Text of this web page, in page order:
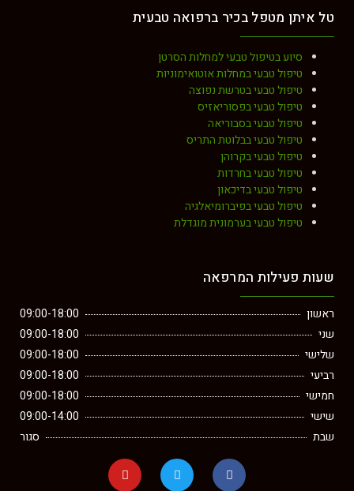
מטפל בכיר ברפואה טבעית
סיוע בטיפול טבעי למחלות הסרטן
טיפול טבעי במחלות אוטואימוניות
טיפול טבעי בטרשת נפוצה
טיפול טבעי בפסוריאזיס
טיפול טבעי בסבוריאה
טיפול טבעי בבלוטת התריס
טיפול טבעי בקרוהן
טיפול טבעי בחרדות
טיפול טבעי בדיכאון
טיפול טבעי בפיברומיאלגיה
טיפול טבעי בערמונית מוגדלת
פעילות המרפאה
09:00-18:00
09:00-18:00
09:00-18:00
09:00-18:00
09:00-18:00
09:00-14:00
סגור